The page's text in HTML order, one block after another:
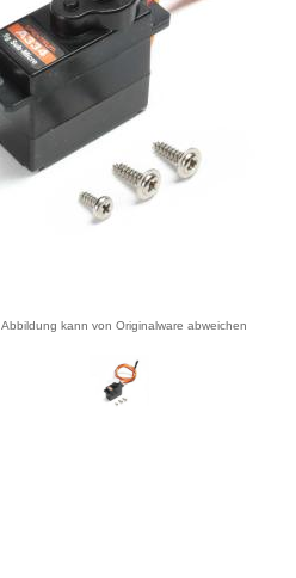
Abbildung kann von Originalware abweichen